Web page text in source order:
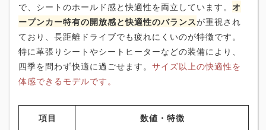
で、シートのホールド感と快適性を両立しています。 オ
ープンカー特有の開放感と快適性のバランスが重視され
ており、長距離ドライブでも疲れにくいのが特徴です。
特に革張りシートやシートヒーターなどの装備により、
四季を問わず快適に過ごせます。 サイズ以上の快適性を
体感できるモデルです。
項目 数値・特徴